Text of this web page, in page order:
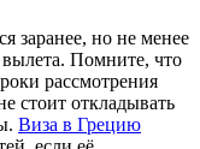
заранее, но не менее
Помните, что
рассмотрения
стоит откладывать
Виза в Грецию